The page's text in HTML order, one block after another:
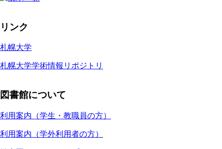
リンク
札幌大学
札幌大学学術情報リポジトリ
図書館について
利用案内（学生・教職員の方）
利用案内（学外利用者の方）